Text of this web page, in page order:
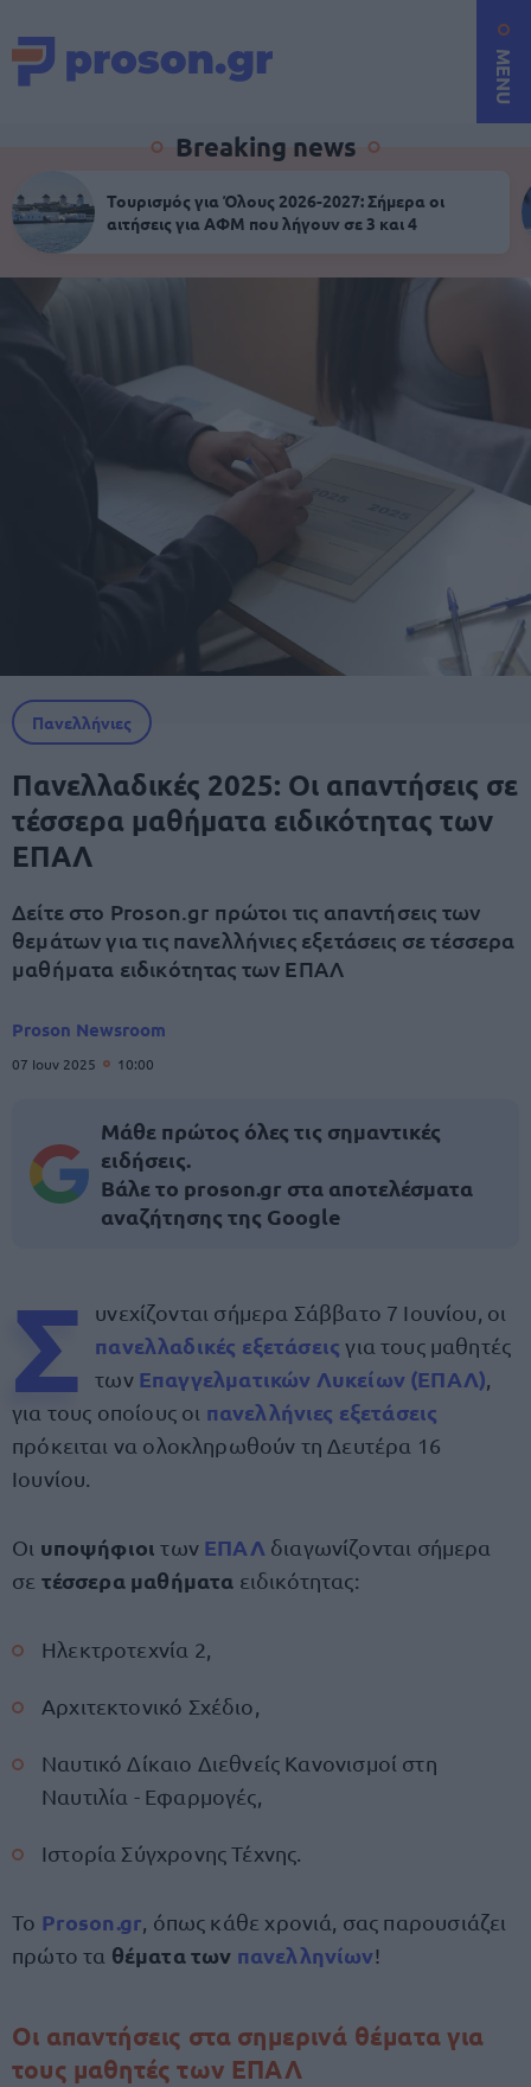
MENU
Breaking news
Τουρισμός για Όλους 2026-2027: Σήμερα οι
αιτήσεις για ΑΦΜ που λήγουν σε 3 και 4
Πανελλήνιες
Πανελλαδικές 2025: Οι απαντήσεις σε
τέσσερα μαθήματα ειδικότητας των
ΕΠΑΛ
Δείτε στο Proson.gr πρώτοι τις απαντήσεις των
θεμάτων για τις πανελλήνιες εξετάσεις σε τέσσερα
μαθήματα ειδικότητας των ΕΠΑΛ
Proson Newsroom
07 Ιουν 2025 10:00
Μάθε πρώτος όλες τις σημαντικές
ειδήσεις.
Βάλε το proson.gr στα αποτελέσματα
αναζήτησης της Google
Σ υνεχίζονται σήμερα Σάββατο 7 Ιουνίου, οι
πανελλαδικές εξετάσεις για τους μαθητές
των Επαγγελματικών Λυκείων (ΕΠΑΛ)
για τους οποίους οι πανελλήνιες εξετάσεις
πρόκειται να ολοκληρωθούν τη Δευτέρα 16
Ιουνίου.
Οι υποψήφιοι των ΕΠΑΛ διαγωνίζονται σήμερα
σε τέσσερα μαθήματα ειδικότητας:
Ηλεκτροτεχνία 2,
Αρχιτεκτονικό Σχέδιο,
Ναυτικό Δίκαιο Διεθνείς Κανονισμοί στη
Ναυτιλία - Εφαρμογές,
Ιστορία Σύγχρονης Τέχνης.
Το Proson.gr , όπως κάθε χρονιά, σας παρουσιάζει
πρώτο τα θέματα των πανελληνίων!
Οι απαντήσεις στα σημερινά θέματα για
τους μαθητές των ΕΠΑΛ